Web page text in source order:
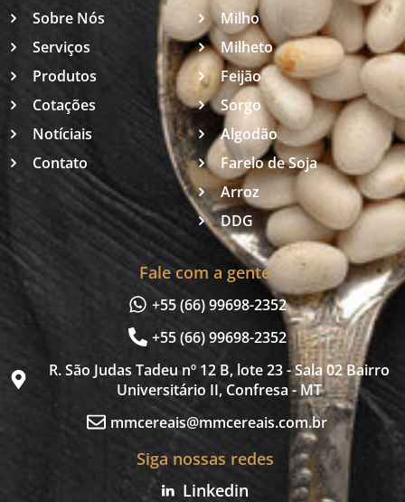
Sobre Nós
Serviços
Produtos
Cotações
Notíciais
Contato
Milho
Milheto
Feijão
Sorgo
Algodão
Farelo de Soja
Arroz
DDG
Fale com a gente
+55 (66) 99698-2352
+55 (66) 99698-2352
R. São Judas Tadeu nº 12 B, lote 23 - Sala 02 Bairro
Universitário II, Confresa - MT
mmcereais@mmcereais.com.br
Siga nossas redes
Linkedin